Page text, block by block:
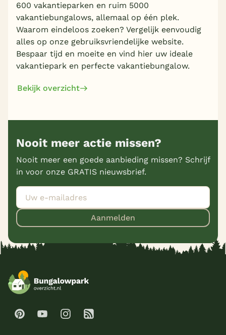
600 vakantieparken en ruim 5000
vakantiebungalows, allemaal op één plek.
Waarom eindeloos zoeken? Vergelijk eenvoudig
alles op onze gebruiksvriendelijke website.
Bespaar tijd en moeite en vind hier uw ideale
vakantiepark en perfecte vakantiebungalow.
Bekijk overzicht
Nooit meer actie missen?
Nooit meer een goede aanbieding missen? Schrijf
in voor onze GRATIS nieuwsbrief.
Aanmelden